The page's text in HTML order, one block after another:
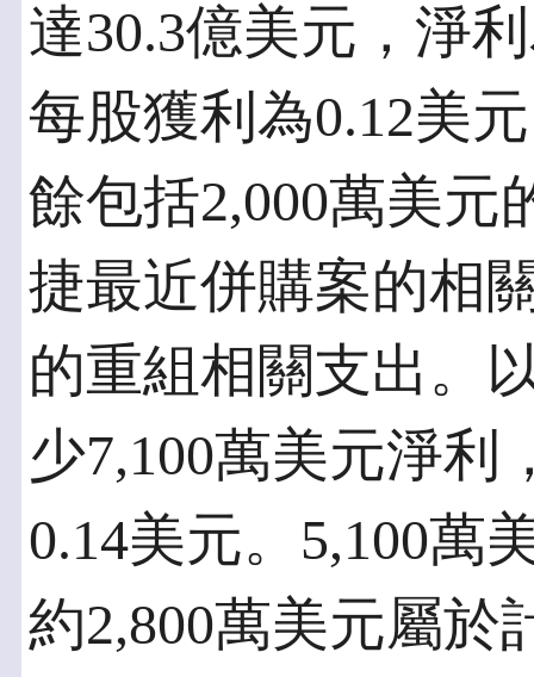
達30.3億美元，淨
每股獲利為0.12美
餘包括2,000萬美元
捷最近併購案的相
的重組相關支出。
少7,100萬美元淨利
0.14美元。5,100萬
約2,800萬美元屬於